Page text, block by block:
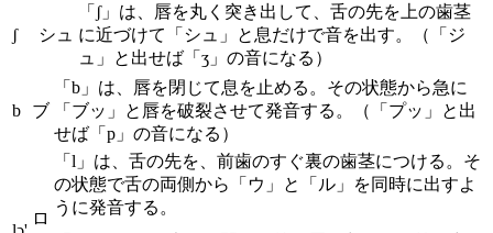
ʃ シュ
「ʃ」は、唇を丸く突き出して、舌の先を上の歯茎
に近づけて「シュ」と息だけで音を出す。（「ジ
ュ」と出せば「ʒ」の音になる）
b ブ
「b」は、唇を閉じて息を止める。その状態から急に
「ブッ」と唇を破裂させて発音する。（「プッ」と出
せば「p」の音になる）
ロ
「l」は、舌の先を、前歯のすぐ裏の歯茎につける。そ
の状態で舌の両側から「ウ」と「ル」を同時に出すよ
うに発音する。